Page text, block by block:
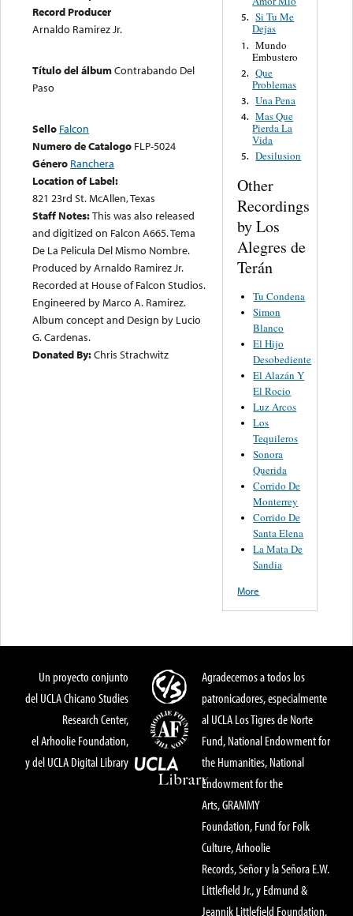
Record Producer
Arnaldo Ramirez Jr.
Título del álbumContrabando Del
Paso
Sello Falcon
Numero de Catalogo FLP-5024
Género Ranchera
Location of Label:
821 23rd St. McAllen, Texas
Staff Notes:This was also released
and digitized on Falcon A665. Tema
De La Pelicula Del Mismo Nombre.
Produced by Arnaldo Ramirez Jr.
Recorded at House of Falcon Studios.
Engineered by Marco A. Ramirez.
Album concept and Design by Lucio
G. Cardenas.
Donated By:Chris Strachwitz
5. Si Tu Me
Dejas
1. Mundo
Embustero
2. Que
Problemas
3. Una Pena
4. Mas Que
Pierda La
Vida
5. Desilusion
Other
Recordings
by Los
Alegres de
Terán
Tu Condena
Simon
Blanco
El Hijo
Desobediente
El Alazán Y
El Rocio
Luz Arcos
Los
Tequileros
Sonora
Querida
Corrido De
Monterrey
Corrido De
Santa Elena
La Mata De
Sandia
More
Un proyecto conjunto
del UCLA Chicano Studies
Research Center,
el Arhoolie Foundation,
y del UCLA Digital Library
Agradecemos a todos los
patronicadores, especialmente
al UCLA Los Tigres de Norte
Fund, National Endowment for
the Humanities, National
Endowment for the
Arts, GRAMMY
Foundation, Fund for Folk
Culture, Arhoolie
Records, Señor y la Señora E.W.
Littlefield Jr., y Edmund &
Jeannik Littlefield Foundation.